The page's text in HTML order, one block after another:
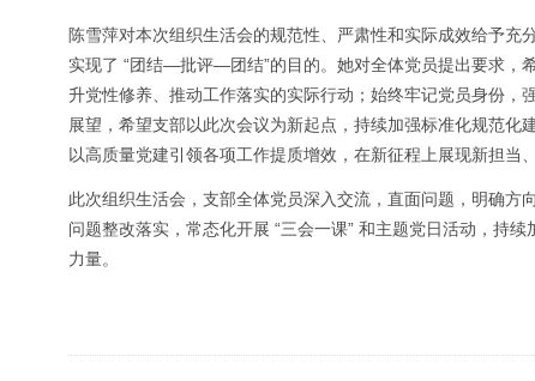
陈雪萍对本次组织生活会的规范性、严肃性和实际成效给予充
实现了 “团结—批评—团结”的目的。她对全体党员提出要求，
升党性修养、推动工作落实的实际行动；始终牢记党员身份，
展望，希望支部以此次会议为新起点，持续加强标准化规范化
以高质量党建引领各项工作提质增效，在新征程上展现新担当
此次组织生活会，支部全体党员深入交流，直面问题，明确
问题整改落实，常态化开展 “三会一课” 和主题党日活动，持
力量。